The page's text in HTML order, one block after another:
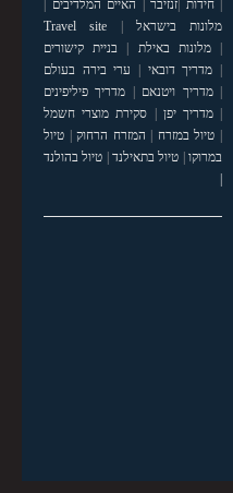
|חידות זנזיבר האיים המלדיבים
מלונות בישראל
Travel site
|מלונות באילת
בניית קישורים
מדריך דובאי
ערי בירה בעולם
|מדריך ויטנאם
מדריך פיליפינים
|מדריך יפן
סקירת מוצרי חשמל
טיול במזרח המזרח הרחוק| טיול
במרוקו| טיול בתאילנד| טיול בהולנד